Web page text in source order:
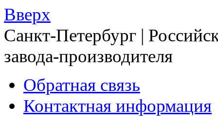
Вверх
Санкт-Петербург |
завода-производителя
Обратная связь
Контактная информация